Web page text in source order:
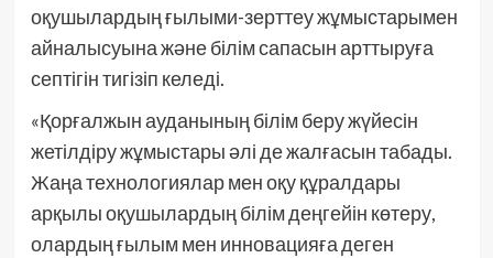
оқушылардың ғылыми-зерттеу жұмыстарымен
айналысуына және білім сапасын арттыруға
септігін тигізіп келеді.
«Қорғалжын ауданының білім беру жүйесін
жетілдіру жұмыстары әлі де жалғасын табады.
Жаңа технологиялар мен оқу құралдары
арқылы оқушылардың білім деңгейін көтеру,
олардың ғылым мен инновацияға деген